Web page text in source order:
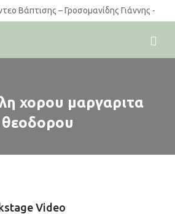
χορου μαργαριτα
θεοδορου
Video